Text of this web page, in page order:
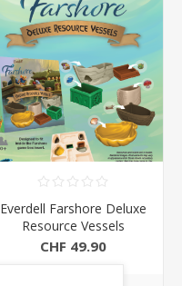
Everdell Farshore Deluxe
Resource Vessels
CHF 49.90